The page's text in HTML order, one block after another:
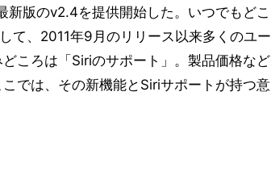
版のv2.4を提供開始した。いつでもどこ
て、2011年9月のリリース以来多くのユー
ころは「Siriのサポート」。製品価格など
では、その新機能とSiriサポートが持つ意